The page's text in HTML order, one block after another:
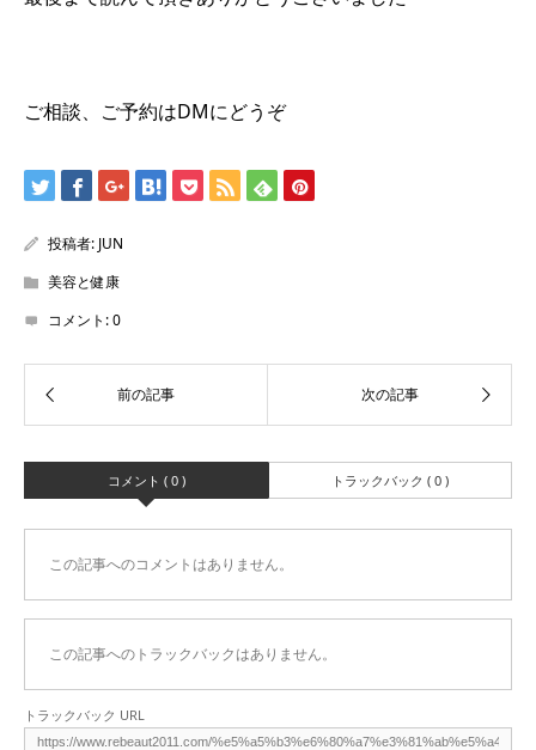
ご相談、ご予約はDMにどうぞ
投稿者: JUN
美容と健康
コメント:0
コメント ( 0 ) トラックバック ( 0 )
この記事へのコメントはありません。
この記事へのトラックバックはありません。
トラックバック URL